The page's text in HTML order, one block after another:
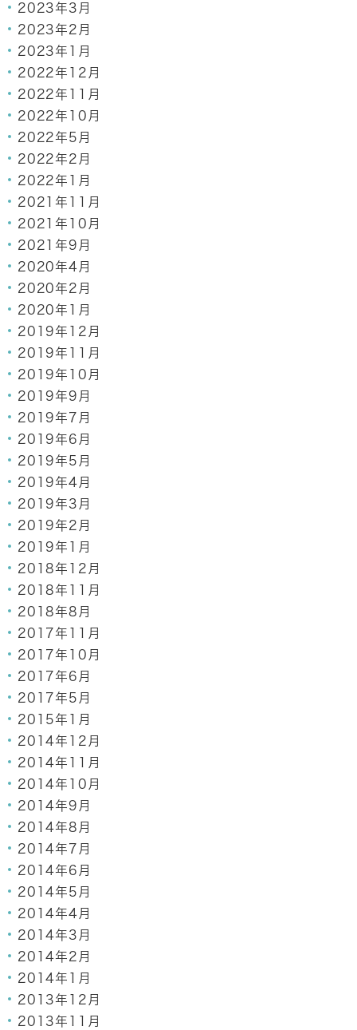
2023年3月
2023年2月
2023年1月
2022年12月
2022年11月
2022年10月
2022年5月
2022年2月
2022年1月
2021年11月
2021年10月
2021年9月
2020年4月
2020年2月
2020年1月
2019年12月
2019年11月
2019年10月
2019年9月
2019年7月
2019年6月
2019年5月
2019年4月
2019年3月
2019年2月
2019年1月
2018年12月
2018年11月
2018年8月
2017年11月
2017年10月
2017年6月
2017年5月
2015年1月
2014年12月
2014年11月
2014年10月
2014年9月
2014年8月
2014年7月
2014年6月
2014年5月
2014年4月
2014年3月
2014年2月
2014年1月
2013年12月
2013年11月